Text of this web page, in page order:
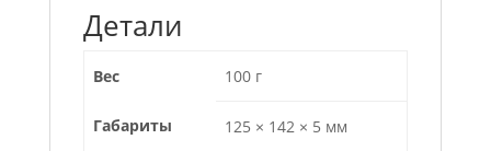
Детали
Вес 100 г
Габариты 125 × 142 × 5 мм